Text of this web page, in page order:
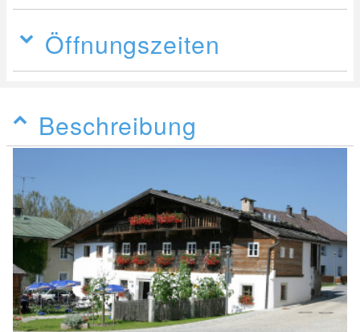
Öffnungszeiten
Beschreibung